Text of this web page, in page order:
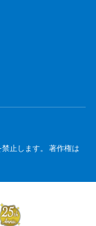
止します。 著作権は